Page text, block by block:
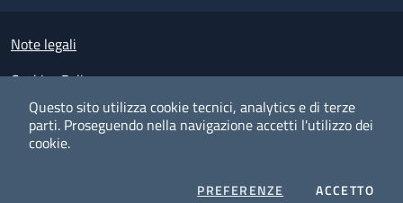
Questo sito utilizza cookie tecnici, analytics e di terze
parti. Proseguendo nella navigazione accetti l'utilizzo dei
cookie.
PREFERENZE COOKIESACCETTOI
Small prints
Note legali
Cookies Policy
Policy privacy e protezione del dato personale
Albo pretorio on-line